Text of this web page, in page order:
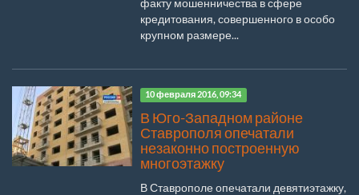
кредитования, совершенного в особо
крупном размере...
10 февраля 2016, 09:34
В Юго-Западном районе
Ставрополя опечатали
незаконно построенную
многоэтажку
В Ставрополе опечатали девятиэтажку,